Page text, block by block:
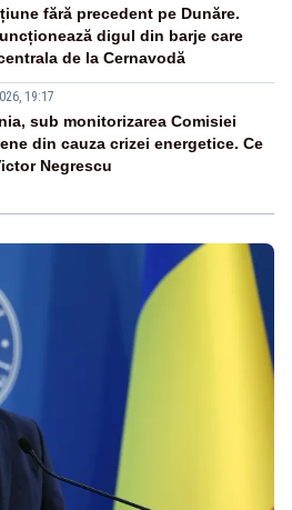
fără precedent pe Dunăre.
digul din barje care
de la Cernavodă
19:17
sub monitorizarea Comisiei
din cauza crizei energetice. Ce
Negrescu